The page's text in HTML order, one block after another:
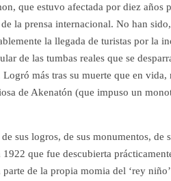
que estuvo afectada por diez
la prensa internacional. No han
la llegada de turistas por la
de las tumbas reales que se
más tras su muerte que en
de Akenatón (que impuso un
sus logros, de sus monumentos,
1922 que fue descubierta
de la propia momia del ‘rey